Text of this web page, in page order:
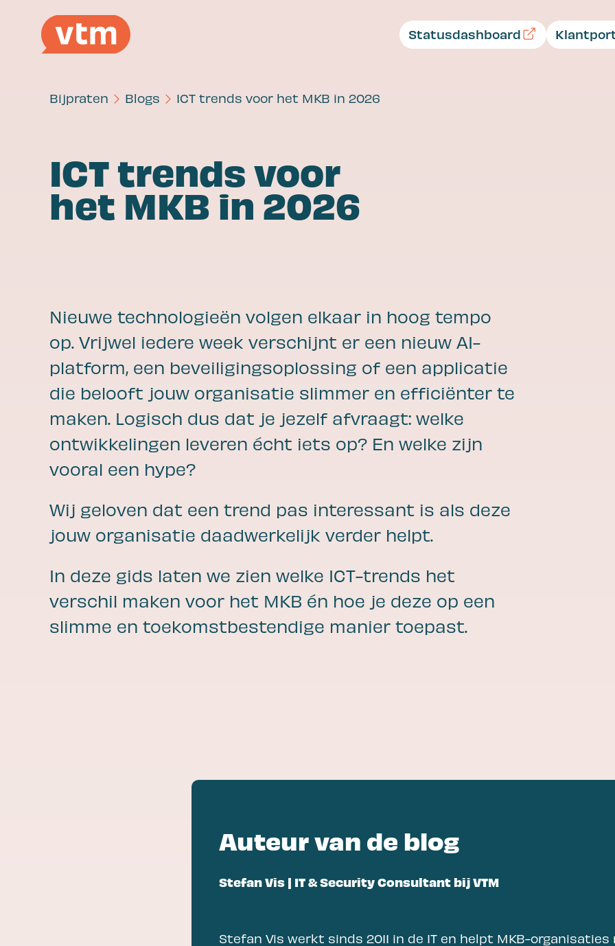
Statusdashboard
Diensten
Of jij nou veilig , samen of slim wil
werken: Wij zijn de IT-partner die het
Slim werken
Samenwerken
Verbinden
Leren
Tv kijken
Bijpraten
Wij praten je graag bij over IT
whitepapers!
Lees meer
Ons verhaal
Aangenaam, VTM. Lees hier meer
energie van krijgen.
Lees meer
Bijpraten Blogs ICT trends voor het MKB in 2026
ICT trends voor
het MKB in 2026
Nieuwe technologieën volgen elkaar in hoog tempo
op. Vrijwel iedere week verschijnt er een nieuw AI-
platform, een beveiligingsoplossing of een applicatie
die belooft jouw organisatie slimmer en efficiënter te
maken. Logisch dus dat je jezelf afvraagt: welke
ontwikkelingen leveren écht iets op? En welke zijn
vooral een hype?
Wij geloven dat een trend pas interessant is als deze
jouw organisatie daadwerkelijk verder helpt.
In deze gids laten we zien welke ICT-trends het
verschil maken voor het MKB én hoe je deze op een
slimme en toekomstbestendige manier toepast.
Auteur van de blog
Stefan Vis | IT & Security Consultant bij VTM
Stefan Vis werkt sinds 2011 in de IT en helpt MKB-